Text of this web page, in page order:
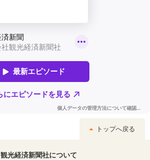
トップへ戻る
観光経済新聞社について